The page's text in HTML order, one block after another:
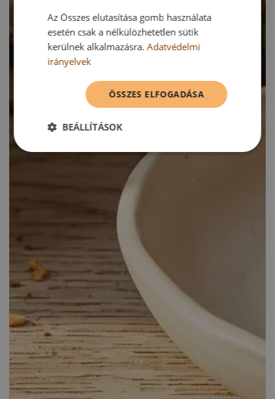
Az Összes elutasítása gomb használata
esetén csak a nélkülözhetetlen sütik
kerülnek alkalmazásra.Adatvédelmi
irányelvek
ÖSSZES ELFOGADÁSA
BEÁLLÍTÁSOK